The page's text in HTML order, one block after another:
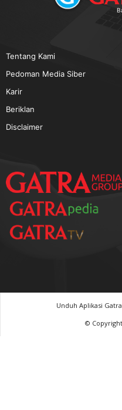
Tentang Kami
Pedoman Media Siber
Karir
Beriklan
Disclaimer
Unduh Aplikasi
©